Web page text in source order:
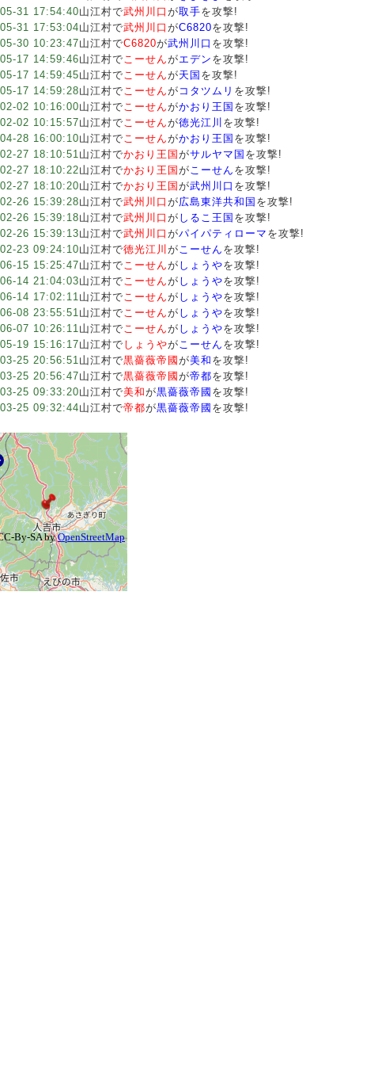
31 17:54:40山江村で武州川口 が取手を攻撃!
31 17:53:04山江村で武州川口 がC6820を攻撃!
30 10:23:47山江村でC6820が武州川口 を攻撃!
17 14:59:46山江村でこーせんがエデン を攻撃!
17 14:59:45山江村でこーせんが天国 を攻撃!
17 14:59:28山江村でこーせんが コタツムリ を攻撃!
02 10:16:00山江村でこーせんがかおり王国 を攻撃!
02 10:15:57山江村でこーせんが徳光江川 を攻撃!
28 16:00:10山江村でこーせんがかおり王国 を攻撃!
27 18:10:51山江村でかおり王国 がサルヤマ国 を攻撃!
27 18:10:22山江村でかおり王国 がこーせん を攻撃!
27 18:10:20山江村でかおり王国 が武州川口 を攻撃!
26 15:39:28山江村で武州川口 が広島東洋共和国 を攻撃!
26 15:39:18山江村で武州川口 が しるこ王国 を攻撃!
26 15:39:13山江村で武州川口 がパイパティローマ を攻撃!
23 09:24:10山江村で徳光江川 がこーせん を攻撃!
15 15:25:47山江村でこーせんが しょうやを攻撃!
14 21:04:03山江村でこーせんが しょうやを攻撃!
14 17:02:11山江村でこーせんが しょうやを攻撃!
08 23:55:51山江村でこーせんが しょうやを攻撃!
07 10:26:11山江村でこーせんが しょうやを攻撃!
19 15:16:17山江村で しょうやがこーせん を攻撃!
25 20:56:51山江村で黒薔薇帝國 が美和 を攻撃!
25 20:56:47山江村で黒薔薇帝國 が帝都を攻撃!
25 09:33:20山江村で美和が黒薔薇帝國 を攻撃!
25 09:32:44山江村で帝都が黒薔薇帝國 を攻撃!